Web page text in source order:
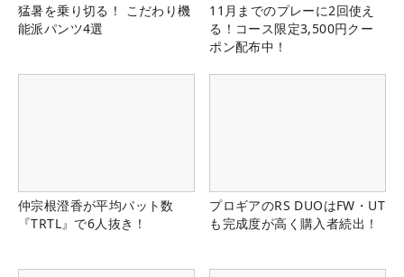
猛暑を乗り切る！ こだわり機
能派パンツ4選
11月までのプレーに2回使え
る！コース限定3,500円クー
ポン配布中！
仲宗根澄香が平均パット数
『TRTL』で6人抜き！
プロギアのRS DUOはFW・UT
も完成度が高く購入者続出！